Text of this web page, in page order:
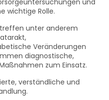
wichtige Rolle.
unter anderem
Veränderungen
diagnostische,
zum Einsatz.
verständliche und